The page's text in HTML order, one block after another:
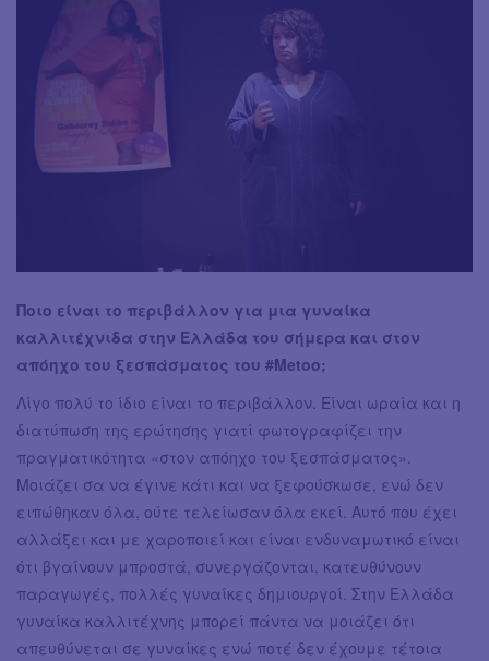
Ποιο είναι το περιβάλλον για μια γυναίκα
καλλιτέχνιδα στην Ελλάδα του σήμερα και στον
απόηχο του ξεσπάσματος του #Metoo;
Λίγο πολύ το ίδιο είναι το περιβάλλον. Είναι ωραία και η
διατύπωση της ερώτησης γιατί φωτογραφίζει την
πραγματικότητα «στον απόηχο του ξεσπάσματος».
Μοιάζει σα να έγινε κάτι και να ξεφούσκωσε, ενώ δεν
ειπώθηκαν όλα, ούτε τελείωσαν όλα εκεί. Αυτό που έχει
αλλάξει και με χαροποιεί και είναι ενδυναμωτικό είναι
ότι βγαίνουν μπροστά, συνεργάζονται, κατευθύνουν
παραγωγές, πολλές γυναίκες δημιουργοί. Στην Ελλάδα
γυναίκα καλλιτέχνης μπορεί πάντα να μοιάζει ότι
απευθύνεται σε γυναίκες ενώ ποτέ δεν έχουμε τέτοια